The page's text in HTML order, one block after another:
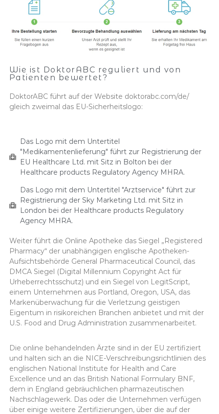
Wie ist DoktorABC reguliert und von
Patienten bewertet?
DoktorABC führt auf der Website doktorabc.com/de/
gleich zweimal das EU-Sicherheitslogo:
Das Logo mit dem Untertitel
"Medikamentenlieferung" führt zur Registrierung der
EU Healthcare Ltd. mit Sitz in Bolton bei der
Healthcare products Regulatory Agency MHRA.
Das Logo mit dem Untertitel "Arztservice" führt zur
Registrierung der Sky Marketing Ltd. mit Sitz in
London bei der Healthcare products Regulatory
Agency MHRA.
Weiter führt die Online Apotheke das Siegel „Registered
Pharmacy“ der unabhängigen englische Apotheken-
Aufsichtsbehörde General Pharmaceutical Council, das
DMCA Siegel (Digital Millennium Copyright Act für
Urheberrechtsschutz) und ein Siegel von LegitScript,
einem Unternehmen aus Portland, Oregon, USA, das
Markenüberwachung für die Verletzung geistigen
Eigentum in risikoreichen Branchen anbietet und mit der
U.S. Food and Drug Administration zusammenarbeitet.
Die online behandelnden Ärzte sind in der EU zertifiziert
und halten sich an die NICE-Verschreibungsrichtlinien des
englischen National Institute for Health and Care
Excellence und an das British National Formulary BNF,
dem in England gebräuchlichen pharmazeutischen
Nachschlagewerk. Das oder die Unternehmen verfügen
über einige weitere Zertifizierungen, über die auf der